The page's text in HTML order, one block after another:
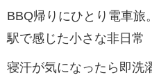
BBQ帰りにひとり電車旅
駅で感じた小さな非日常
寝汗が気になったら即洗